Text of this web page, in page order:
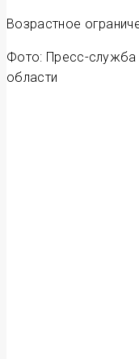
Возрастное
Фото: Пресс-служба
области